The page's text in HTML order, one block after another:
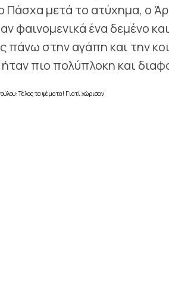
Πάσχα μετά το ατύχημα, ο
φαινομενικά ένα δεμένο
πάνω στην αγάπη και την
πιο πολύπλοκη και